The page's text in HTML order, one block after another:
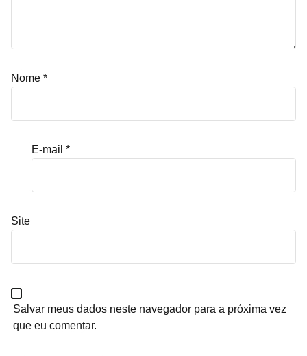
Nome *
E-mail *
Site
Salvar meus dados neste navegador para a próxima vez
que eu comentar.